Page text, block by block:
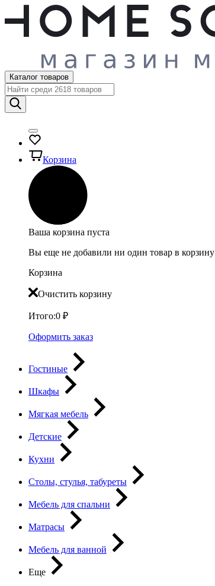
Каталог товаров
Корзина
Ваша корзина пуста
Вы еще не добавили ни один товар в корзину
Корзина
Очистить корзину
Итого:0 ₽
Оформить заказ
Гостиные
Шкафы
Мягкая мебель
Детские
Кухни
Столы, стулья, табуреты
Мебель для спальни
Матрасы
Мебель для ванной
Еще